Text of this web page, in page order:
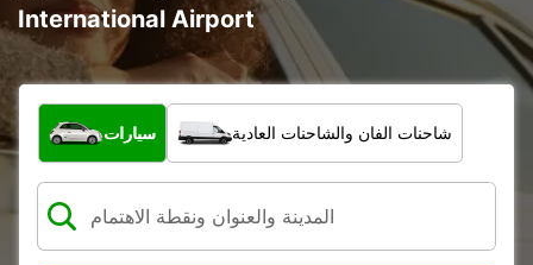
International Airport
ما نوع المركبة؟
سيارات شاحنات الفان والشاحنات العادية